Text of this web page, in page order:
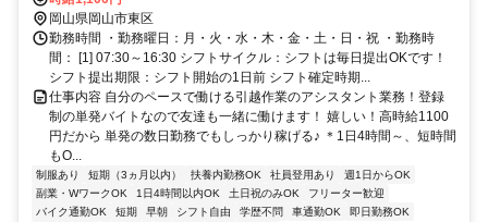
道駅 徒歩１分
岡山県岡山市東区
勤務時間 ・勤務曜日：月・火・水・木・金・土・日・祝 ・勤務時
間： [1] 07:30～16:30 シフトサイクル：シフトは毎日提出OKです！
シフト提出期限：シフト開始の1日前 シフト確定時期...
仕事内容 自分のペースで働ける引越作業のアシスタント業務！登録
制の単発バイトなので友達も一緒に働けます！ 嬉しい！高時給1100
円だから 単発の数日勤務でもしっかり稼げる♪ ＊1日4時間～、短時間
もO...
制服あり 短期（3ヵ月以内） 扶養内勤務OK 社員登用あり
週1日からOK
副業・WワークOK
1日4時間以内OK 土日祝のみOK
フリーター歓迎
バイク通勤OK
短期 早朝 シフト自由 学歴不問 車通勤OK
即日勤務OK